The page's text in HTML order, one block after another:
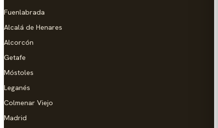
Fuenlabrada
Alcalá de Henares
Alcorcón
Getafe
Móstoles
Leganés
Colmenar Viejo
Madrid